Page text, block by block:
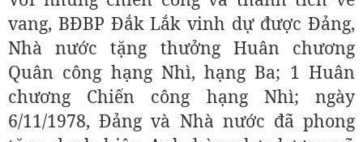
vang, BĐBP Đắk Lắk vinh dự được Đảng,
Nhà nước tặng thưởng Huân chương
Quân công hạng Nhì, hạng Ba; 1 Huân
chương Chiến công hạng Nhì; ngày
6/11/1978, Đảng và Nhà nước đã phong